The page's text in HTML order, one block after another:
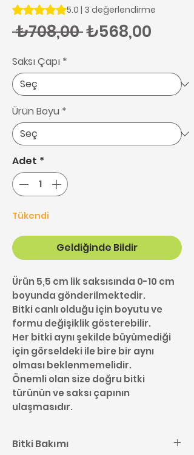
3 değerlendirmeye göre beş yıldız
5.0 | 3 değerlendirme
₺708,00 Normal Fiyat
₺568,00
Saksı Çapı *
Ürün Boyu *
Adet *
Tükendi
Geldiğinde Bildir
Ürün 5,5 cm lik saksısında 0-10 cm
boyunda gönderilmektedir.
Bitki canlı olduğu için boyutu ve
formu değişiklik gösterebilir.
Her bitki aynı şekilde büyümediği
için görseldeki ile bire bir aynı
olması beklenmemelidir.
Önemli olan size doğru bitki
türünün ve saksı çapının
ulaşmasıdır.
Bitki Bakımı